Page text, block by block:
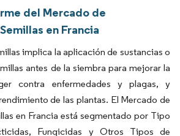
del Mercado de
en Francia
implica la aplicación de sustancias o
antes de la siembra para mejorar la
contra enfermedades y plagas, y
de las plantas. El Mercado de
en Francia está segmentado por Tipo
Fungicidas y Otros Tipos de